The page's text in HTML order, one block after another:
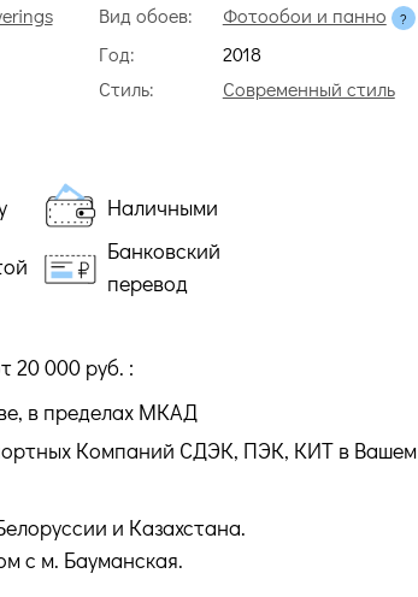
Вид обоев:
Фотообои и панно
Год:
2018
Стиль:
Современный стиль
Наличными
Банковский
перевод
20 000 руб. :
в пределах МКАД
Компаний СДЭК, ПЭК, КИТ в Вашем
и Казахстана.
с м. Бауманская.